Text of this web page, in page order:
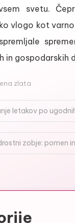
svetu.
vlogo kot
in gospodarskih
zlata
letakov po
zobje: pomen